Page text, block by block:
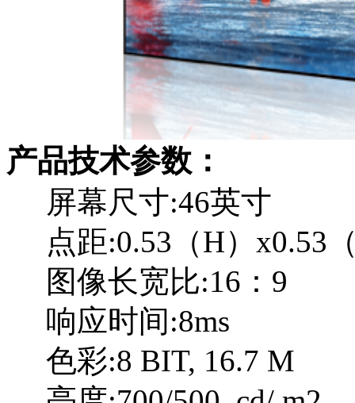
产品技术参数：
屏幕尺寸:46英寸
点距:0.53（H）x0.53
图像长宽比:16：9
响应时间:8ms
色彩:8 BIT, 16.7 M